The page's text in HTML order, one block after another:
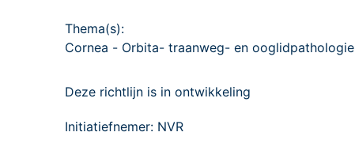
Thema(s):
Cornea - Orbita- traanweg- en ooglidpathologie
Deze richtlijn is in ontwikkeling
Initiatiefnemer: NVR